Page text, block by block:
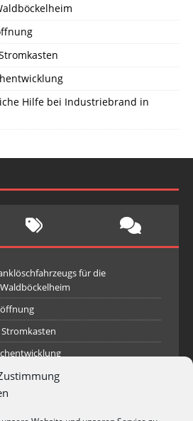
Hilfe bei Industriebrand in
für die
Stromkasten
Hilfe bei Industriebrand in